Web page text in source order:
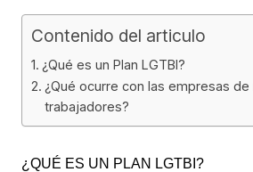
Contenido del articulo
¿Qué es un Plan LGTBI?
¿Qué ocurre con las empresas
trabajadores?
¿QUÉ ES UN PLAN LGTBI?